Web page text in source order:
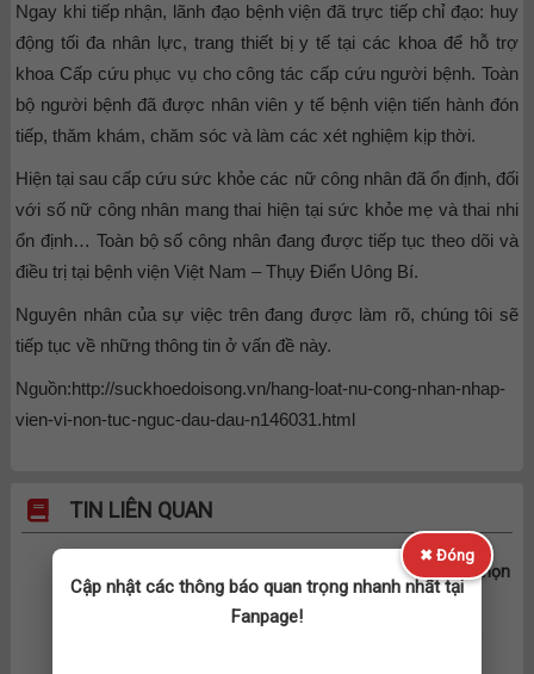
Ngay khi tiếp nhận, lãnh đạo bệnh viện đã trực tiếp chỉ đạo: huy
động tối đa nhân lực, trang thiết bị y tế tại các khoa để hỗ trợ
khoa Cấp cứu phục vụ cho công tác cấp cứu người bệnh. Toàn
bộ người bệnh đã được nhân viên y tế bệnh viện tiến hành đón
tiếp, thăm khám, chăm sóc và làm các xét nghiệm kịp thời.
Hiện tại sau cấp cứu sức khỏe các nữ công nhân đã ổn định, đối
với số nữ công nhân mang thai hiện tại sức khỏe mẹ và thai nhi
ổn định… Toàn bộ số công nhân đang được tiếp tục theo dõi và
điều trị tại bệnh viện Việt Nam – Thụy Điển Uông Bí.
Nguyên nhân của sự việc trên đang được làm rõ, chúng tôi sẽ
tiếp tục về những thông tin ở vấn đề này.
Nguồn:http://suckhoedoisong.vn/hang-loat-nu-cong-nhan-nhap-
vien-vi-non-tuc-nguc-dau-dau-n146031.html
TIN LIÊN QUAN
Khối D23 gồm những môn gì? Lưu ý khi chọn
trường?
✖ Đóng
Cập nhật các thông báo quan trọng nhanh nhất tại
Fanpage!